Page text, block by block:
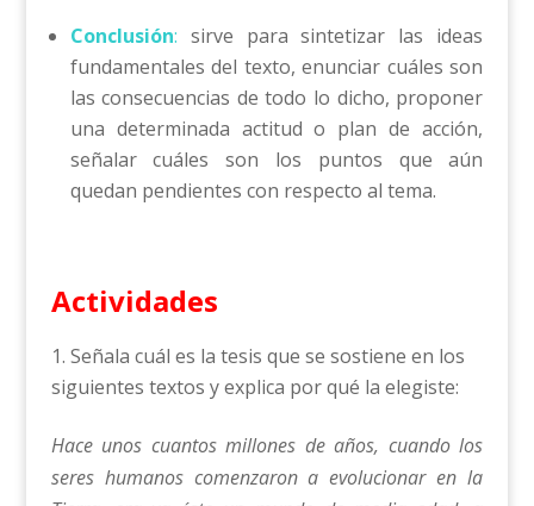
Conclusión: sirve para sintetizar las ideas
fundamentales del texto, enunciar cuáles son
las consecuencias de todo lo dicho, proponer
una determinada actitud o plan de acción,
señalar cuáles son los puntos que aún
quedan pendientes con respecto al tema.
Actividades
Señala cuál es la tesis que se sostiene en los
siguientes textos y explica por qué la elegiste:
Hace unos cuantos millones de años, cuando los
seres humanos comenzaron a evolucionar en la